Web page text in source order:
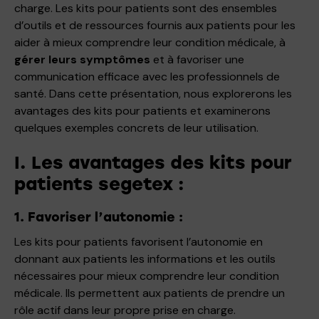
charge. Les kits pour patients sont des ensembles
d’outils et de ressources fournis aux patients pour les
aider à mieux comprendre leur condition médicale, à
gérer leurs symptômes et à favoriser une
communication efficace avec les professionnels de
santé. Dans cette présentation, nous explorerons les
avantages des kits pour patients et examinerons
quelques exemples concrets de leur utilisation.
I. Les avantages des kits pour
patients segetex :
1. Favoriser l’autonomie :
Les kits pour patients favorisent l’autonomie en
donnant aux patients les informations et les outils
nécessaires pour mieux comprendre leur condition
médicale. Ils permettent aux patients de prendre un
rôle actif dans leur propre prise en charge.